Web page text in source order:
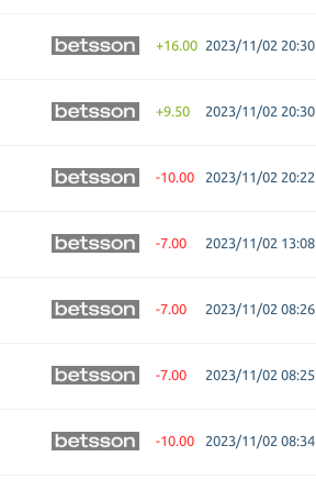
+16.00 2023/11/02 20:30
+9.50 2023/11/02 20:30
-10.00 2023/11/02 20:22
-7.00 2023/11/02 13:08
-7.00 2023/11/02 08:26
-7.00 2023/11/02 08:25
-10.00 2023/11/02 08:34